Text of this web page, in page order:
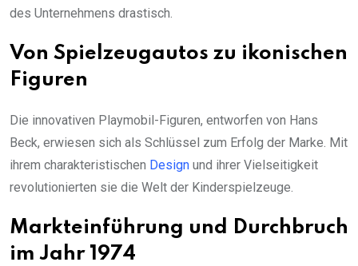
des Unternehmens drastisch.
Von Spielzeugautos zu ikonischen
Figuren
Die innovativen Playmobil-Figuren, entworfen von Hans
Beck, erwiesen sich als Schlüssel zum Erfolg der Marke. Mit
ihrem charakteristischen Design und ihrer Vielseitigkeit
revolutionierten sie die Welt der Kinderspielzeuge.
Markteinführung und Durchbruch
im Jahr 1974